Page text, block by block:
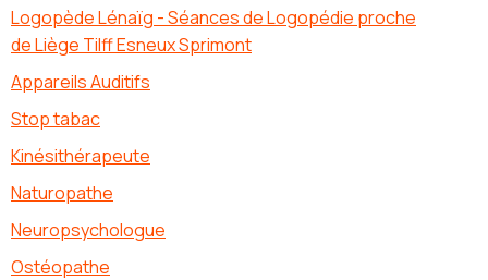
Logopède Lénaïg - Séances de Logopédie proche
de Liège Tilff Esneux Sprimont
Appareils Auditifs
Stop tabac
Kinésithérapeute
Naturopathe
Neuropsychologue
Ostéopathe